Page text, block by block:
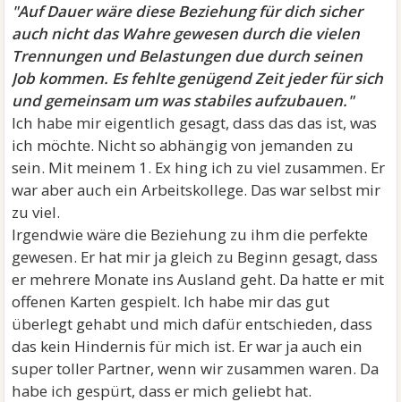
"Auf Dauer wäre diese Beziehung für dich sicher
auch nicht das Wahre gewesen durch die vielen
Trennungen und Belastungen due durch seinen
Job kommen. Es fehlte genügend Zeit jeder für sich
und gemeinsam um was stabiles aufzubauen."
Ich habe mir eigentlich gesagt, dass das das ist, was
ich möchte. Nicht so abhängig von jemanden zu
sein. Mit meinem 1. Ex hing ich zu viel zusammen. Er
war aber auch ein Arbeitskollege. Das war selbst mir
zu viel.
Irgendwie wäre die Beziehung zu ihm die perfekte
gewesen. Er hat mir ja gleich zu Beginn gesagt, dass
er mehrere Monate ins Ausland geht. Da hatte er mit
offenen Karten gespielt. Ich habe mir das gut
überlegt gehabt und mich dafür entschieden, dass
das kein Hindernis für mich ist. Er war ja auch ein
super toller Partner, wenn wir zusammen waren. Da
habe ich gespürt, dass er mich geliebt hat.